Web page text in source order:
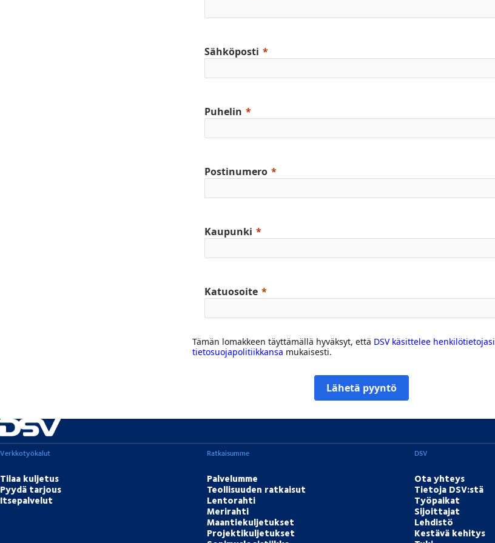
Sähköposti
Puhelin
Postinumero
Kaupunki
Katuosoite
Tämän lomakkeen täyttämällä hyväksyt, että DSV käsittelee henkilötietojasi
tietosuojapolitiikkansa mukaisesti.
Lähetä pyyntö
Verkkotyökalut
Tilaa kuljetus
Pyydä tarjous
Itsepalvelut
Ratkaisumme
Palvelumme
Teollisuuden ratkaisut
Lentorahti
Merirahti
Maantiekuljetukset
Projektikuljetukset
DSV
Ota yhteys
Tietoja DSV:stä
Työpaikat
Sijoittajat
Lehdistö
Kestävä kehitys